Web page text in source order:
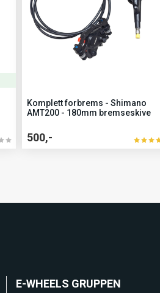
Komplett forbrems - Shimano
AMT200 - 180mm bremseskive
500,-
E-WHEELS GRUPPEN